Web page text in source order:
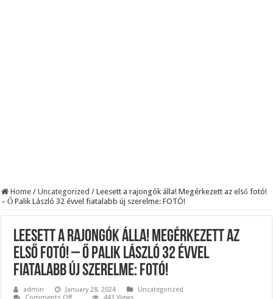
Home / Uncategorized / Leesett a rajongók álla! Megérkezett az első fotó!
– Ő Palik László 32 évvel fiatalabb új szerelme: FOTÓ!
Leesett a rajongók álla! Megérkezett az
első fotó! – Ő Palik László 32 évvel
fiatalabb új szerelme: FOTÓ!
admin January 28, 2024
Uncategorized
Comments Offon
443 Views